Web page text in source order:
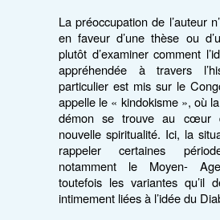
La préoccupation de l’auteur
en faveur d’une thèse ou
plutôt d’examiner comment
appréhendée à travers
particulier est mis sur le
appelle le « kindokisme », où
démon se trouve au cœur
nouvelle spiritualité. Ici, la
rappeler certaines
notamment le Moyen-
toutefois les variantes qu’il
intimement liées à l’idée du